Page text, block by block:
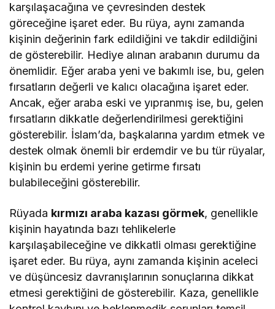
karşılaşacağına ve çevresinden destek
göreceğine işaret eder. Bu rüya, aynı zamanda
kişinin değerinin fark edildiğini ve takdir edildiğini
de gösterebilir. Hediye alınan arabanın durumu da
önemlidir. Eğer araba yeni ve bakımlı ise, bu, gelen
fırsatların değerli ve kalıcı olacağına işaret eder.
Ancak, eğer araba eski ve yıpranmış ise, bu, gelen
fırsatların dikkatle değerlendirilmesi gerektiğini
gösterebilir. İslam’da, başkalarına yardım etmek ve
destek olmak önemli bir erdemdir ve bu tür rüyalar,
kişinin bu erdemi yerine getirme fırsatı
bulabileceğini gösterebilir.
Rüyada kırmızı araba kazası görmek, genellikle
kişinin hayatında bazı tehlikelerle
karşılaşabileceğine ve dikkatli olması gerektiğine
işaret eder. Bu rüya, aynı zamanda kişinin aceleci
ve düşüncesiz davranışlarının sonuçlarına dikkat
etmesi gerektiğini de gösterebilir. Kaza, genellikle